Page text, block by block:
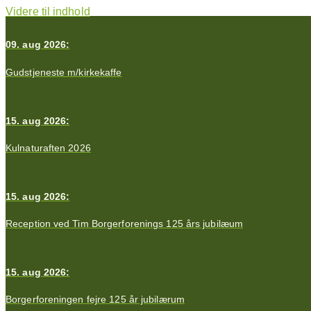
Videre til indhold
09. aug 2026:
Gudstjeneste m/kirkekaffe
15. aug 2026:
Kulnaturaften 2026
15. aug 2026:
Reception ved Tim Borgerforenings 125 års jubilæum
15. aug 2026:
Borgerforeningen fejre 125 år jubilærum